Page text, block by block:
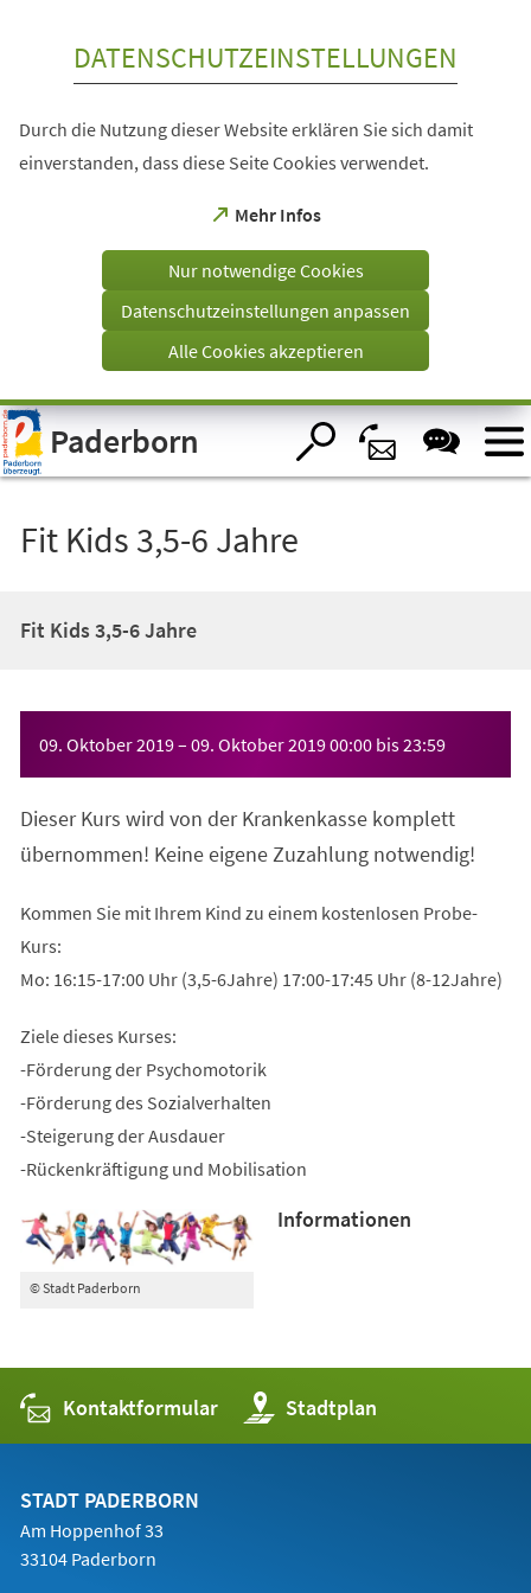
Visuelle
Assistenzsoftware
öffnen.
DATENSCHUTZEINSTELLUNGEN
Durch die Nutzung dieser Website erklären Sie sich damit
einverstanden, dass diese Seite Cookies verwendet.
Mehr Infos
(Öffnet
einem
Tab)
Nur notwendige Cookies
Datenschutzeinstellungen anpassen
Alle Cookies akzeptieren
Paderborn
Fit Kids 3,5-6 Jahre
Fit Kids 3,5-6 Jahre
09. Oktober 2019– 09. Oktober 201900:00 bis23:59
Dieser Kurs wird von der Krankenkasse komplett
übernommen! Keine eigene Zuzahlung notwendig!
Kommen Sie mit Ihrem Kind zu einem kostenlosen Probe-
Kurs:
Mo: 16:15-17:00 Uhr (3,5-6Jahre) 17:00-17:45 Uhr (8-12Jahre)
Ziele dieses Kurses:
-Förderung der Psychomotorik
-Förderung des Sozialverhalten
-Steigerung der Ausdauer
-Rückenkräftigung und Mobilisation
© Stadt Paderborn
Informationen
Kontaktformular Stadtplan
(Öffnet
in
einem
STADT PADERBORN
Am Hoppenhof 33
33104 Paderborn